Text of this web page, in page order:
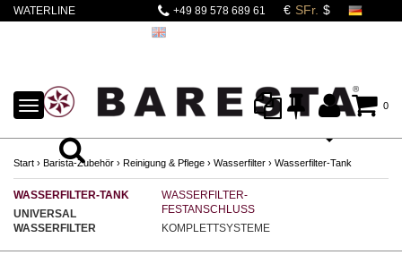
WATERLINE
+49 89 578 689 61
0
TOGGLE
NAVIGATION
Start › Barista-Zubehör › Reinigung & Pflege › Wasserfilter › Wasserfilter-Tank
WASSERFILTER-TANK
UNIVERSAL
WASSERFILTER
WASSERFILTER-
FESTANSCHLUSS
KOMPLETTSYSTEME